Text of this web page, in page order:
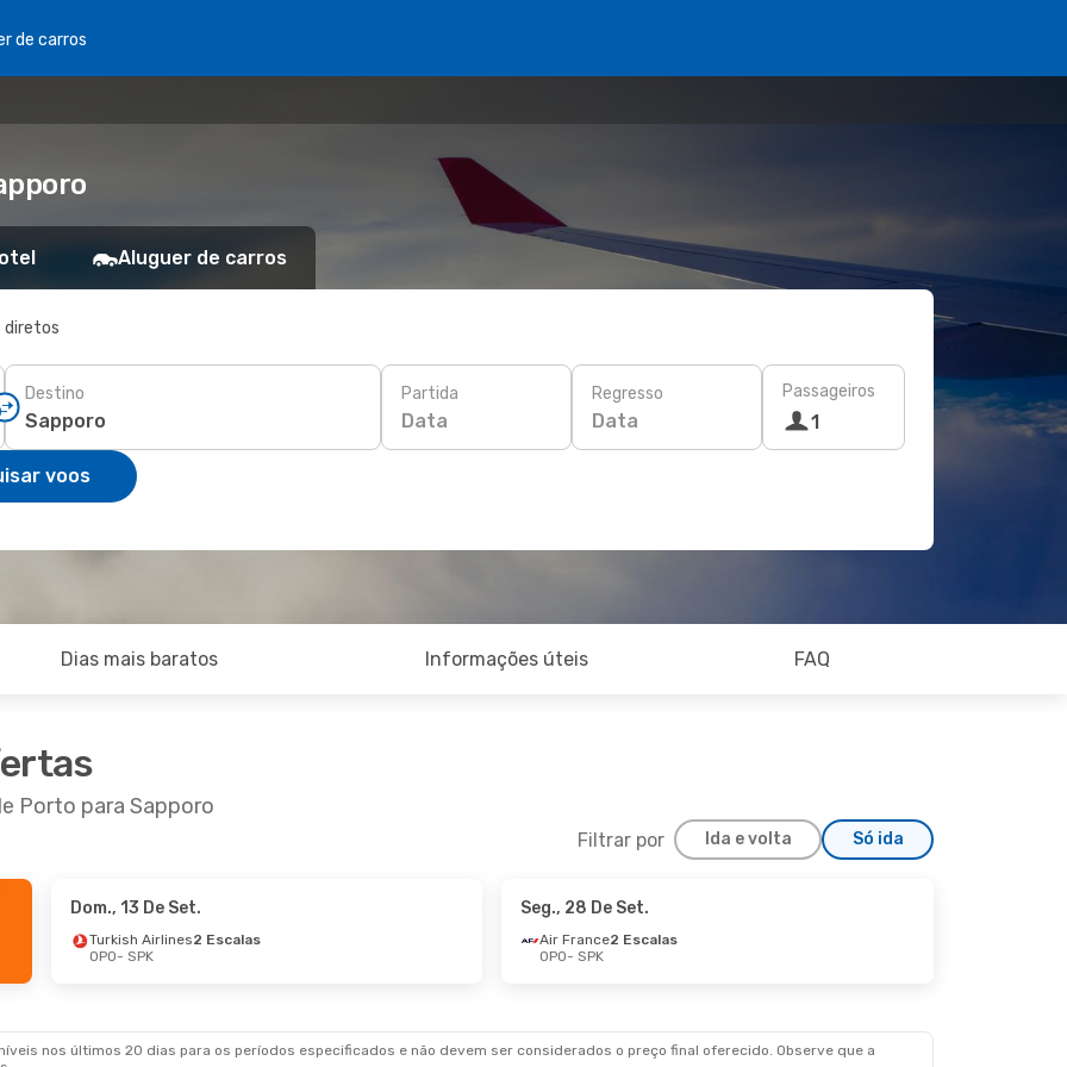
de carros
Aluguer de carros
diretos
Destino Partida
Data
Regresso
Data
Passageiros
1
voos
Dias mais baratos Informações úteis FAQ
Porto para Sapporo
Filtrar por Ida e volta Só ida
Dom., 13 De Set.
Turkish Airlines2 Escalas
OPO- SPK
Seg., 28 De Set.
Air France2 Escalas
OPO- SPK
nos últimos 20 dias para os períodos especificados e não devem ser considerados o preço final oferecido. Observe que a